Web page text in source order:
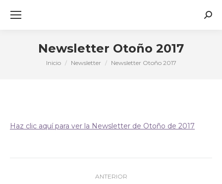
Newsletter Otoño 2017
Estás aquí:
Inicio Newsletter Newsletter Otoño 2017
Haz clic aquí para ver la Newsletter de Otoño de 2017
ANTERIOR